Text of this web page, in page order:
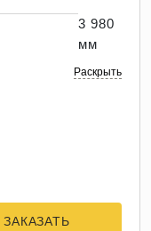
3 980
мм
Раскрыть
ЗАКАЗАТЬ